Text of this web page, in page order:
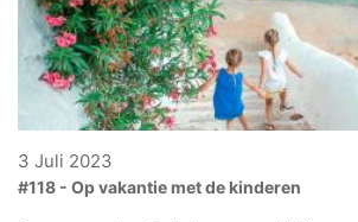
3 Juli 2023
#118 - Op vakantie met de kinderen